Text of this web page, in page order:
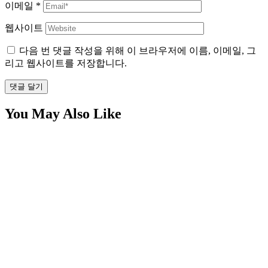
이메일 *
웹사이트
다음 번 댓글 작성을 위해 이 브라우저에 이름, 이메일, 그
리고 웹사이트를 저장합니다.
댓글 달기
You May Also Like